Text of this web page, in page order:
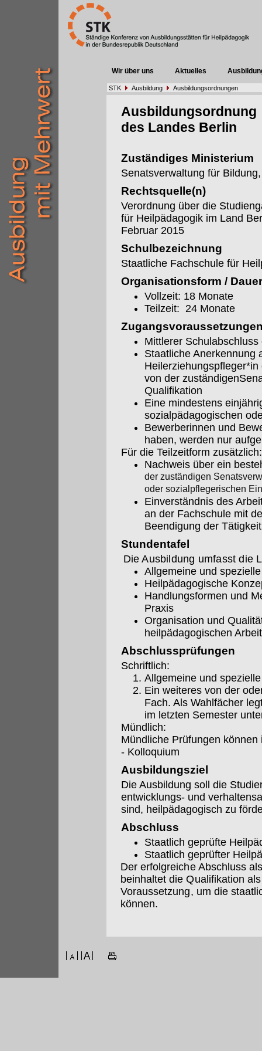
Wir über uns Aktuelles
STK Ausbildung Ausbildungsordnungen
Ausbildungsordnung
des Landes Berlin
Zuständiges Ministerium
Senatsverwaltung für
Rechtsquelle(n)
Verordnung über die
für Heilpädagogik im Land
Februar 2015
Schulbezeichnung
Staatliche Fachschule für
Organisationsform / Dauer
Vollzeit: 18 Monate
Teilzeit: 24 Monate
Mittlerer
Staatliche Anerkennung
von der
Qualifikation
Eine mindestens
sozialpädagogischen
Bewerberinnen und
haben, werden nur
Für die Teilzeitform zusätzlich:
Nachweis über ein
der zuständigen
oder sozialpflegerischen
Einverständnis des
an der Fachschule mit
Beendigung der
Stundentafel
Die Ausbildung umfasst die
Allgemeine und
Heilpädagogische
Handlungsformen und
Praxis
Organisation und
heilpädagogischen Arbeit
Abschlussprüfungen
Schriftlich:
Allgemeine und
Ein weiteres von der
Fach. Als Wahlfächer
im letzten Semester
Mündlich:
Mündliche Prüfungen
- Kolloquium
Ausbildungsziel
Die Ausbildung soll die
entwicklungs- und
sind, heilpädagogisch zu
Abschluss
Staatlich geprüfte
Staatlich geprüfter
Der erfolgreiche Abschluss
beinhaltet die Qualifikation
Voraussetzung, um die
können.